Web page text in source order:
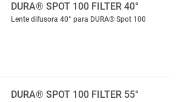
DURA® SPOT 100 FILTER 40°
Lente difusora 40° para DURA® Spot 100
DURA® SPOT 100 FILTER 55°